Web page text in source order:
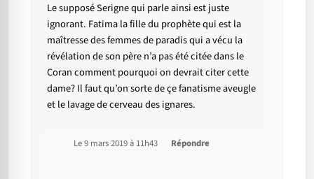
Le supposé Serigne qui parle ainsi est juste
ignorant. Fatima la fille du prophète qui est la
maîtresse des femmes de paradis qui a vécu la
révélation de son père n’a pas été citée dans le
Coran comment pourquoi on devrait citer cette
dame? Il faut qu’on sorte de çe fanatisme aveugle
et le lavage de cerveau des ignares.
Le 9 mars 2019 à 11h43 Répondre